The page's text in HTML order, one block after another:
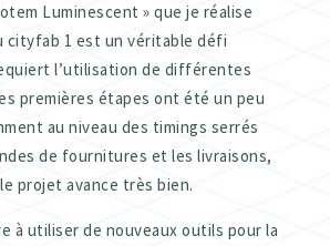
Luminescent » que je réalise
cityfab 1 est un véritable défi
l’utilisation de différentes
premières étapes ont été un peu
au niveau des timings serrés
de fournitures et les livraisons,
projet avance très bien.
à utiliser de nouveaux outils pour la